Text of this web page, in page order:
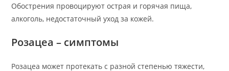
Обострения провоцируют острая и горячая пища,
алкоголь, недостаточный уход за кожей.
Розацеа – симптомы
Розацеа может протекать с разной степенью тяжести,